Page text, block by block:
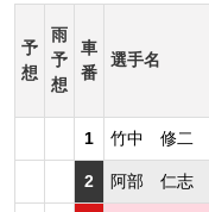
予
想
雨
予
想
車
番
選手名
1 竹中 修二
2 阿部 仁志